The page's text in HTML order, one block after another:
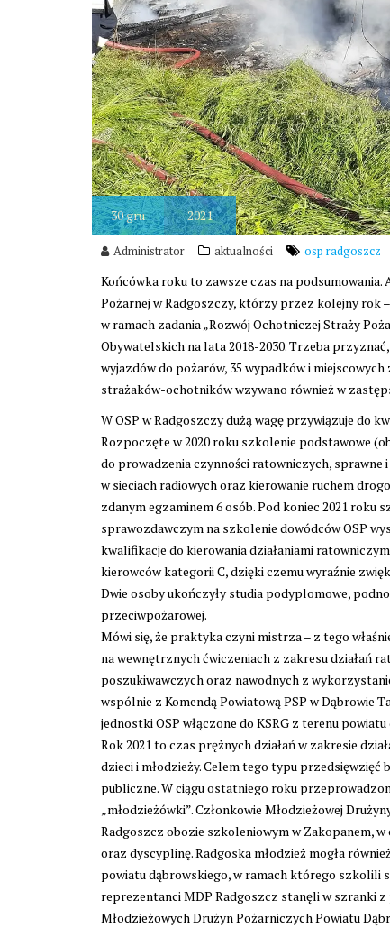
30gru 2021
Administrator aktualności osp radgoszcz
Końcówka roku to zawsze czas na
Pożarnej w Radgoszczy, którzy przez kolejny rok
w ramach zadania „Rozwój Ochotniczej Straży
Obywatelskich na lata 2018-2030. Trzeba
wyjazdów do pożarów, 35 wypadków i
strażaków-ochotników wzywano również w
W OSP w Radgoszczy dużą wagę przywiązuje do
Rozpoczęte w 2020 roku szkolenie podstawowe
do prowadzenia czynności ratowniczych, sprawne
w sieciach radiowych oraz kierowanie ruchem
zdanym egzaminem 6 osób. Pod koniec 2021
sprawozdawczym na szkolenie dowódców OSP
kwalifikacje do kierowania działaniami
kierowców kategorii C, dzięki czemu wyraźnie
Dwie osoby ukończyły studia podyplomowe,
przeciwpożarowej.
Mówi się, że praktyka czyni mistrza – z tego
na wewnętrznych ćwiczeniach z zakresu działań
poszukiwawczych oraz nawodnych z
wspólnie z Komendą Powiatową PSP w Dąbrowie
jednostki OSP włączone do KSRG z terenu
Rok 2021 to czas prężnych działań w zakresie
dzieci i młodzieży. Celem tego typu przedsięwzięć
publiczne. W ciągu ostatniego roku
„młodzieżówki”. Członkowie Młodzieżowej
Radgoszcz obozie szkoleniowym w Zakopanem,
oraz dyscyplinę. Radgoska młodzież mogła
powiatu dąbrowskiego, w ramach którego szkolili
reprezentanci MDP Radgoszcz stanęli w szranki
Młodzieżowych Drużyn Pożarniczych Powiatu